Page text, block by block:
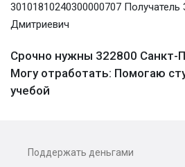
30101810240300000707
Дмитриевич
Срочно нужны 322800 Санкт-
Могу отработать: Помогаю
учебой
Поддержать деньгами